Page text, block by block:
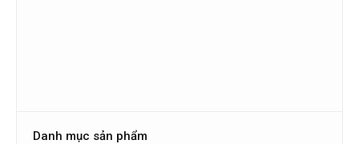
Danh mục sản phẩm